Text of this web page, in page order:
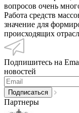
вопросов очень
Работа средств
значение для
происходящих
Подпишитесь на
новостей
Партнеры